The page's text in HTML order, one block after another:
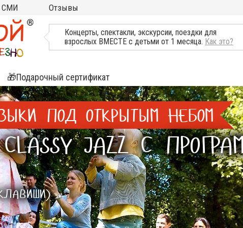
СМИ
ТВ, Пресса о нас
Отзывы
Концерты, спектакли, экскурсии, поездки для
взрослых ВМЕСТЕ с детьми от 1 месяца. Как это?
🎁Подарочный сертификат
ПОД ОТКРЫТЫМ НЕБОМ
JAZZ С